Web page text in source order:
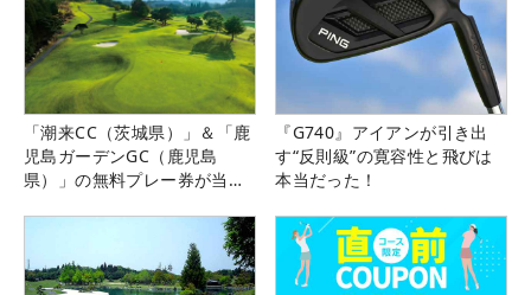
「潮来CC（茨城県）」＆「鹿
児島ガーデンGC（鹿児島
県）」の無料プレー券が当た
『G740』アイアンが引き出
す“反則級”の寛容性と飛びは
本当だった！